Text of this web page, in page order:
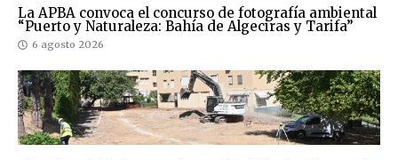
La APBA convoca el concurso de fotografía ambiental
“Puerto y Naturaleza: Bahía de Algeciras y Tarifa”
6 agosto 2026